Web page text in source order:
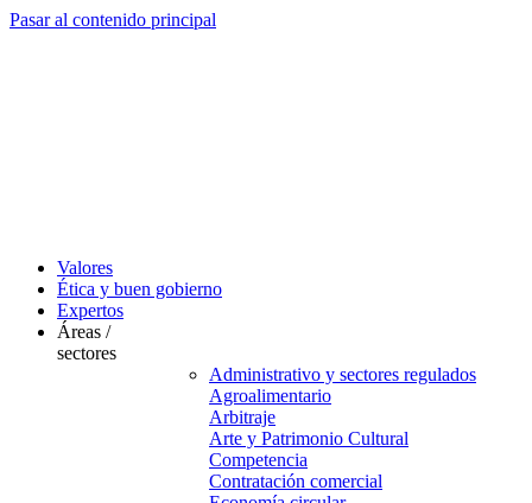
Pasar al contenido principal
Valores
Ética y buen gobierno
Expertos
Áreas /
sectores
Administrativo y sectores regulados
Agroalimentario
Arbitraje
Arte y Patrimonio Cultural
Competencia
Contratación comercial